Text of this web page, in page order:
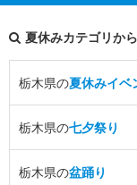
夏休みカテゴリか
栃木県の夏休みイベ
栃木県の七夕祭り
栃木県の盆踊り